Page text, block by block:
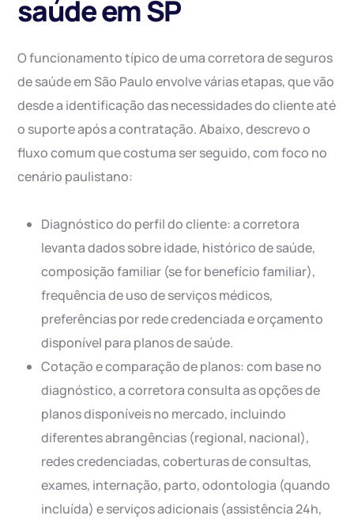
saúde em SP
O funcionamento típico de uma corretora de seguros
de saúde em São Paulo envolve várias etapas, que vão
desde a identificação das necessidades do cliente até
o suporte após a contratação. Abaixo, descrevo o
fluxo comum que costuma ser seguido, com foco no
cenário paulistano:
Diagnóstico do perfil do cliente: a corretora
levanta dados sobre idade, histórico de saúde,
composição familiar (se for benefício familiar),
frequência de uso de serviços médicos,
preferências por rede credenciada e orçamento
disponível para planos de saúde.
Cotação e comparação de planos: com base no
diagnóstico, a corretora consulta as opções de
planos disponíveis no mercado, incluindo
diferentes abrangências (regional, nacional),
redes credenciadas, coberturas de consultas,
exames, internação, parto, odontologia (quando
incluída) e serviços adicionais (assistência 24h,